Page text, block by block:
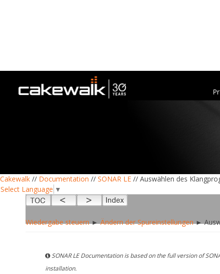
Cakewalk // Documentation // SONAR LE // Auswählen des
Select Language ▼
Wiedergabe steuern►Ändern der Spureinstellungen►
SONAR LE Documentation is based on the full version of
installation.